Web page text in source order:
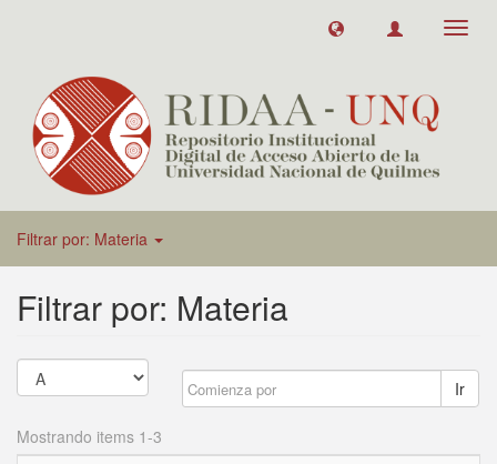
Filtrar por: Materia
Filtrar por: Materia
Ir
Mostrando items 1-3